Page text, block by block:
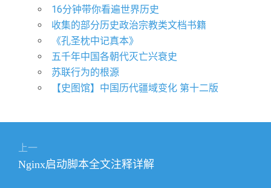
16分钟带你看遍世界历史
收集的部分历史政治宗教类文档书籍
《孔圣枕中记真本》
五千年中国各朝代灭亡兴衰史
苏联行为的根源
【史图馆】中国历代疆域变化 第十二版
上一
上
Nginx启动脚本全文注释详解